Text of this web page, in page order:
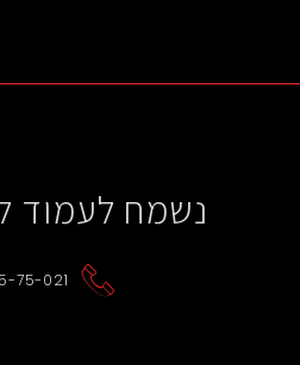
נשמח לעמוד
75-021